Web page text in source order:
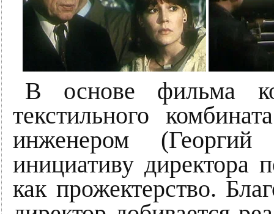
В основе фильма
текстильного
инженером
инициативу директора
как прожектерство.